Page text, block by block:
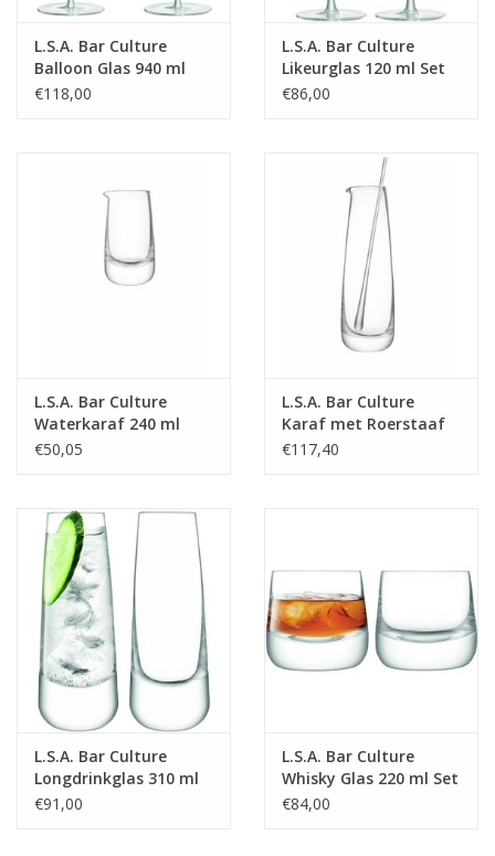
L.S.A. Bar Culture
Balloon Glas 940 ml
Set van 2 Stuks
€118,00
L.S.A. Bar Culture
Likeurglas 120 ml Set
van 2 Stuks
€86,00
L.S.A. Bar Culture
Waterkaraf 240 ml
€50,05
L.S.A. Bar Culture
Karaf met Roerstaaf
1,25 liter
€117,40
L.S.A. Bar Culture
Longdrinkglas 310 ml
Set van 2 Stuks
€91,00
L.S.A. Bar Culture
Whisky Glas 220 ml Set
van 2 Stuks
€84,00